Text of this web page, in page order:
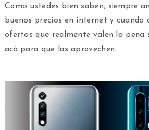
Como ustedes bien saben, siempre
buenos precios en internet y cuando
ofertas que realmente valen la pena
acá para que las aprovechen. …